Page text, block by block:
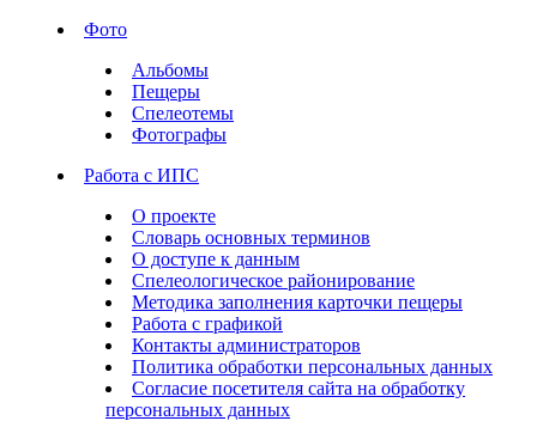
Фото
Альбомы
Пещеры
Спелеотемы
Фотографы
Работа с ИПС
О проекте
Словарь основных терминов
О доступе к данным
Спелеологическое районирование
Методика заполнения карточки пещеры
Работа с графикой
Контакты администраторов
Политика обработки персональных данных
Согласие посетителя сайта на обработку
персональных данных